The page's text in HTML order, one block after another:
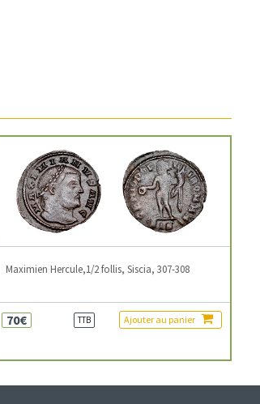
Maximien Hercule,1/2 follis, Siscia, 307-308
70€ TTB Ajouter au panier